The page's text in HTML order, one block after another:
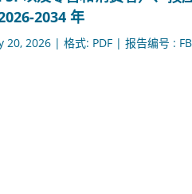
2034 年
20, 2026 | 格式: PDF | 报告编号 :